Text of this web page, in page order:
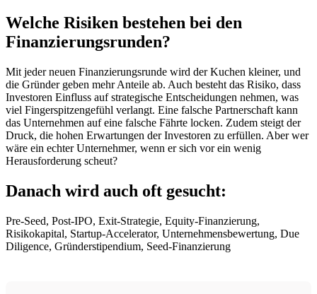
Welche Risiken bestehen bei den
Finanzierungsrunden?
Mit jeder neuen Finanzierungsrunde wird der Kuchen kleiner, und
die Gründer geben mehr Anteile ab. Auch besteht das Risiko, dass
Investoren Einfluss auf strategische Entscheidungen nehmen, was
viel Fingerspitzengefühl verlangt. Eine falsche Partnerschaft kann
das Unternehmen auf eine falsche Fährte locken. Zudem steigt der
Druck, die hohen Erwartungen der Investoren zu erfüllen. Aber wer
wäre ein echter Unternehmer, wenn er sich vor ein wenig
Herausforderung scheut?
Danach wird auch oft gesucht:
Pre-Seed, Post-IPO, Exit-Strategie, Equity-Finanzierung,
Risikokapital, Startup-Accelerator, Unternehmensbewertung, Due
Diligence, Gründerstipendium, Seed-Finanzierung